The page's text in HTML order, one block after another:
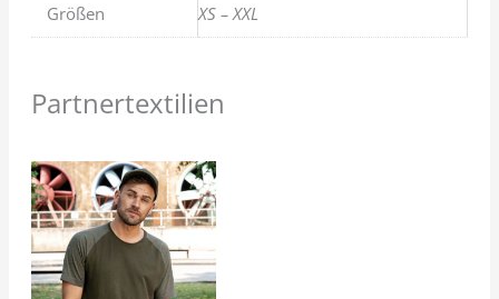
Größen XS – XXL
Partnertextilien